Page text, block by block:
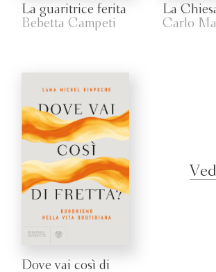
La guaritrice ferita
Bebetta Campeti
La
Carlo
Dove vai così di